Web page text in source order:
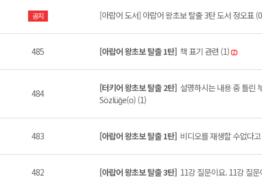
공지 [아랍어 도서] 아랍어 왕초보 탈출 3탄 도서 정오표
485 [아랍어 왕초보 탈출 1탄] 책 표기 관련 (1)
484 [터키어 왕초보 탈출 2탄] 설명하시는 내용 중 틀린
Sözlüğe(o) (1)
483 [아랍어 왕초보 탈출 1탄] 비디오를 재생할 수없다
482 [아랍어 왕초보 탈출 3탄] 11강 질문이요. 11강 질